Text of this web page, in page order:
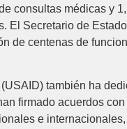
consultas médicas y
Secretario de
de centenas de
también ha
firmado acuerdos
e